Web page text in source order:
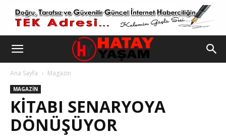
Ana Sayfa Magazin
MAGAZIN
KITABI SENARYOYA
DÖNÜŞÜYOR